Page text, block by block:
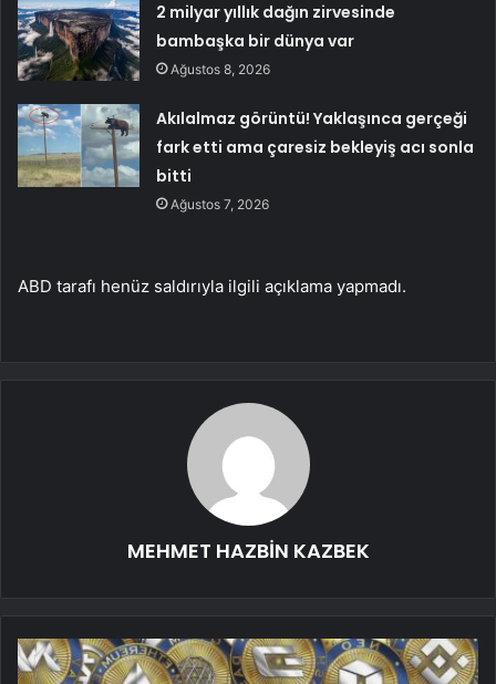
2 milyar yıllık dağın zirvesinde
bambaşka bir dünya var
Ağustos 8, 2026
Akılalmaz görüntü! Yaklaşınca gerçeği
fark etti ama çaresiz bekleyiş acı sonla
bitti
Ağustos 7, 2026
ABD tarafı henüz saldırıyla ilgili açıklama yapmadı.
MEHMET HAZBİN KAZBEK